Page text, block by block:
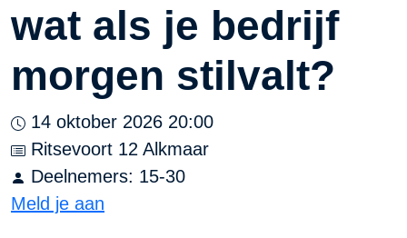
wat als je bedrijf
morgen stilvalt?
14 oktober 2026 20:00
Ritsevoort 12 Alkmaar
Deelnemers: 15-30
Meld je aan